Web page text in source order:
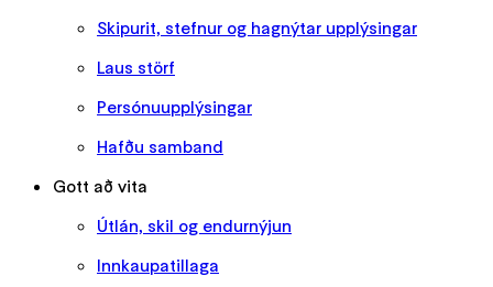
Skipurit, stefnur og hagnýtar upplýsingar
Laus störf
Persónuupplýsingar
Hafðu samband
Gott að vita
Útlán, skil og endurnýjun
Innkaupatillaga